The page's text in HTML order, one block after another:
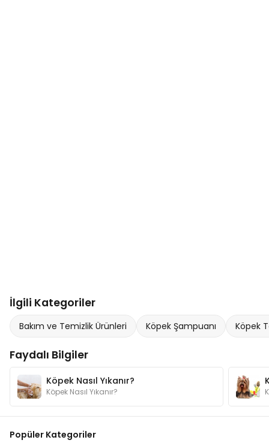
İlgili Kategoriler
Bakım ve Temizlik Ürünleri Köpek Şampuanı Köpek
Faydalı Bilgiler
Köpek Nasıl Yıkanır?
Köpek Nasıl Yıkanır?
Popüler Kategoriler